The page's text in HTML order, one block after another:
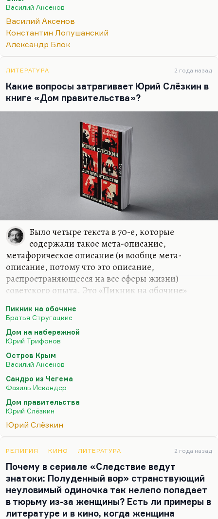
цитатность, Блок играет важнейшую роль. Блок
века. Впрочем, это я просто повторяю старую
мысль Лакшина. И мне представляется, что
хорошее знание Блока и для понимания
понимания Горенштейна абсолютно необходимо.
Потому что Блок понимает…
Василий Аксенов
Василий Аксенов
Константин Лопушанский
Александр Блок
ЛИТЕРАТУРА 2 года назад
Какие вопросы затрагивает Юрий Слёзкин в
книге «Дом правительства»?
Было четыре текста в 70-е, которые
содержали такое мета-описание,
метафорическое описание (и вообще мета-
описание, потому что это описание,
распространяющееся на все сферы жизни)
советского опыта. Это «Пикник на обочине»
«Дом на набережной» Трифонова, это «Остров
Крым» Аксенова (описание советской
интеллигенции в виде Крыма) и «Сандро из
Чегема» Искандера, то есть попытка найти идеал
для существования интеллигенции в статусе
экспансией, он скромен, он хранит свои
традиции, у него есть культ дома. Что мы можем?
Мы можем стать похожими на Чегем. Что может
взять интеллигенция от архаики? Вот этот…
Пикник на обочине
Братья Стругацкие
Дом на набережной
Юрий Трифонов
Остров Крым
Василий Аксенов
Сандро из Чегема
Фазиль Искандер
Дом правительства
Юрий Слёзкин
Юрий Слёзкин
РЕЛИГИЯ КИНО ЛИТЕРАТУРА 2 года назад
Почему в сериале «Следствие ведут
знатоки: Полуденный вор» странствующий
неуловимый одиночка так нелепо попадает
в тюрьму из-за женщины? Есть ли примеры в
литературе и в кино, когда женщина